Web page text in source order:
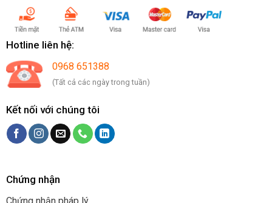
Hotline liên hệ:
0968 651388
(Tất cả các ngày trong tuần)
Kết nối với chúng tôi
Chứng nhận